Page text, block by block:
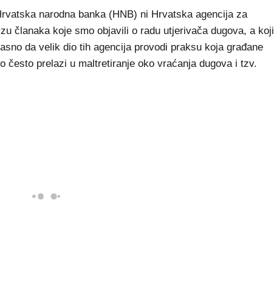
narodna banka (HNB) ni Hrvatska agencija za
članaka koje smo objavili o radu utjerivača dugova, a koji
da velik dio tih agencija provodi praksu koja građane
često prelazi u maltretiranje oko vraćanja dugova i tzv.